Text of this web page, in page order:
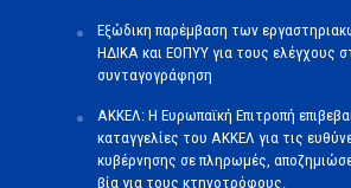
Εξώδικη παρέμβαση των
ΗΔΙΚΑ και ΕΟΠΥΥ για τους ελέγχους
συνταγογράφηση
ΑΚΚΕΛ: Η Ευρωπαϊκή Επιτροπή
καταγγελίες του ΑΚΚΕΛ για τις
κυβέρνησης σε πληρωμές,
βία για τους κτηνοτρόφους.